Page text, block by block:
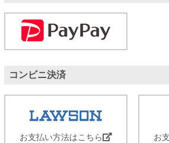
コンビニ決済
お支払い方法はこちら お